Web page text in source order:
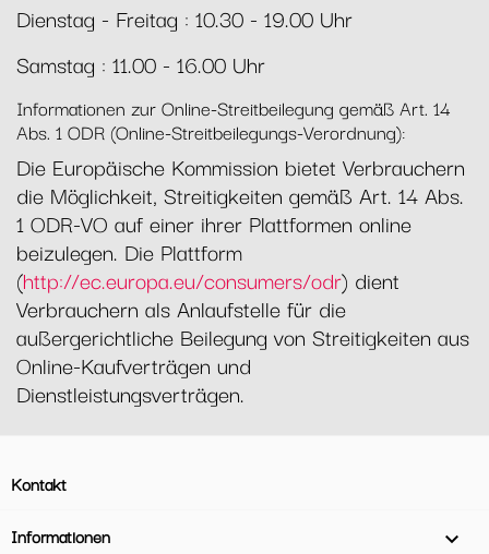
Dienstag - Freitag : 10.30 - 19.00 Uhr
Samstag : 11.00 - 16.00 Uhr
Informationen zur Online-Streitbeilegung gemäß Art. 14
Abs. 1 ODR (Online-Streitbeilegungs-Verordnung):
Die Europäische Kommission bietet Verbrauchern
die Möglichkeit, Streitigkeiten gemäß Art. 14 Abs.
1 ODR-VO auf einer ihrer Plattformen online
beizulegen. Die Plattform
(http://ec.europa.eu/consumers/odr) dient
Verbrauchern als Anlaufstelle für die
außergerichtliche Beilegung von Streitigkeiten aus
Online-Kaufverträgen und
Dienstleistungsverträgen.
Kontakt
Informationen
